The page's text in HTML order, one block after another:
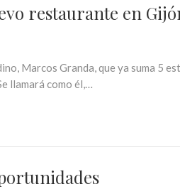
restaurante en
Marcos Granda, que ya suma 5
llamará como él,…